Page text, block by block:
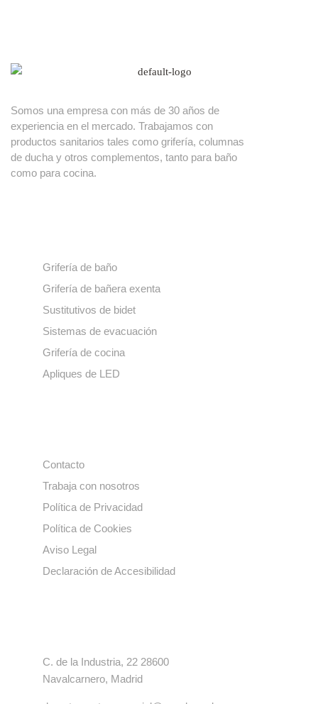
Somos una empresa con más de 30 años de
experiencia en el mercado. Trabajamos con
productos sanitarios tales como grifería, columnas
de ducha y otros complementos, tanto para baño
como para cocina.
Grifería de baño
Grifería de bañera exenta
Sustitutivos de bidet
Sistemas de evacuación
Grifería de cocina
Apliques de LED
Contacto
Trabaja con nosotros
Política de Privacidad
Política de Cookies
Aviso Legal
Declaración de Accesibilidad
C. de la Industria, 22 28600
Navalcarnero, Madrid